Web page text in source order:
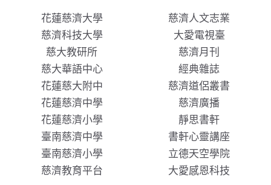
花蓮慈濟大學
慈濟科技大學
慈大教研所
慈大華語中心
花蓮慈大附中
花蓮慈濟中學
花蓮慈濟小學
臺南慈濟中學
臺南慈濟小學
慈濟教育平台
慈濟人文志業
大愛電視臺
慈濟月刊
經典雜誌
慈濟道侶叢書
慈濟廣播
靜思書軒
書軒心靈講座
立德天空學院
大愛感恩科技